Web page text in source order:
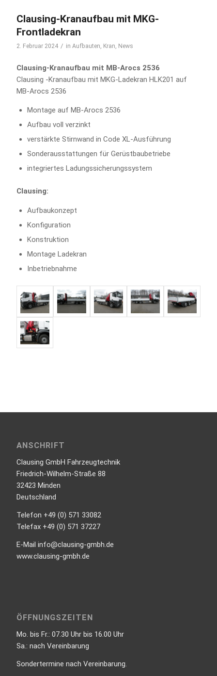
Clausing-Kranaufbau mit MKG-
Frontladekran
2. Februar 2024 / in Aufbauten, Kran, News
Clausing-Kranaufbau mit MB-Arocs 2536
Clausing -Kranaufbau mit MKG-Ladekran HLK201 auf
MB-Arocs 2536
Montage auf MB-Arocs 2536
Aufbau voll verzinkt
verstärkte Stirnwand in Code XL-Ausführung
Sonderausstattungen für Gerüstbaubetriebe
integriertes Ladungssicherungssystem
Clausing:
Aufbaukonzept
Konfiguration
Konstruktion
Montage Ladekran
Inbetriebnahme
ANSCHRIFT
Clausing GmbH Fahrzeugtechnik
Friedrich-Wilhelm-Straße 88
32423 Minden
Deutschland
Telefon +49 (0) 571 33082
Telefax +49 (0) 571 37227
E-Mail info@clausing-gmbh.de
www.clausing-gmbh.de
ÖFFNUNGSZEITEN
Mo. bis Fr.: 07.30 Uhr bis 16.00 Uhr
Sa.: nach Vereinbarung
Sondertermine nach Vereinbarung.